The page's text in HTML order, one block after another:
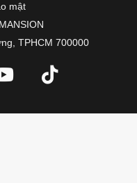
mật
TPHCM 700000